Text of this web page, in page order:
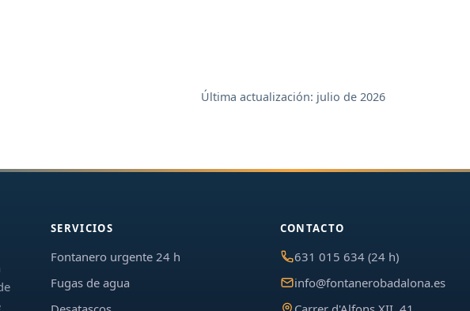
Última actualización: julio de 2026
SERVICIOS
Fontanero urgente 24 h
Fugas de agua
CONTACTO
631 015 634 (24 h)
info@fontanerobadalona.es